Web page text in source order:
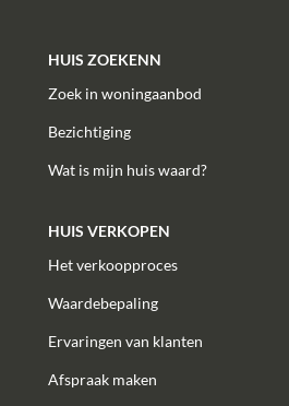
HUIS ZOEKENN
Zoek in woningaanbod
Bezichtiging
Wat is mijn huis waard?
HUIS VERKOPEN
Het verkoopproces
Waardebepaling
Ervaringen van klanten
Afspraak maken